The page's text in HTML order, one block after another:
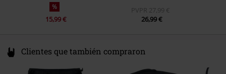
%
15,99 €
PVPR 27,99 €
26,99 €
Clientes que también compraron